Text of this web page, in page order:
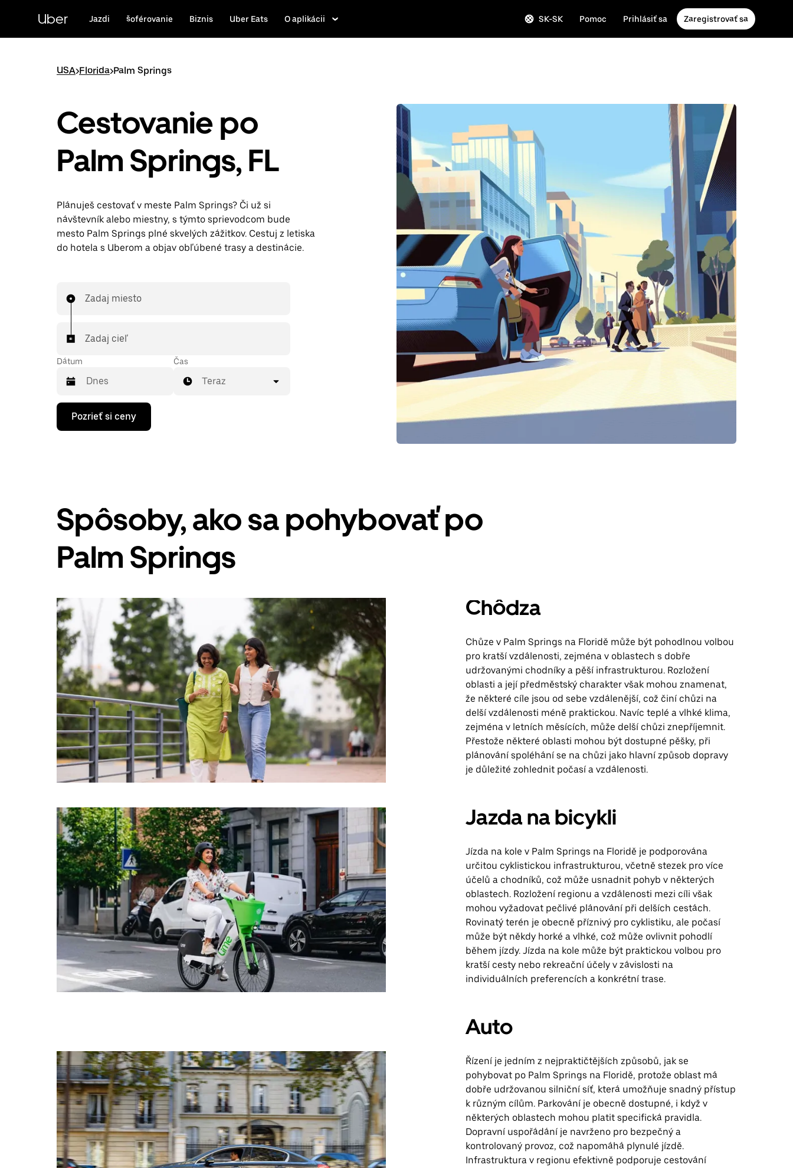
obsah
Uber Jazdi šoférovanie Biznis Uber Eats O aplikácii SK-SK Pomoc Prihlásiť sa Zaregistrovať sa
USA>Florida>Palm Springs
Cestovanie po
Palm Springs, FL
Plánuješ cestovať v meste Palm Springs? Či už si
návštevník alebo miestny, s týmto sprievodcom bude
mesto Palm Springs plné skvelých zážitkov. Cestuj z letiska
do hotela s Uberom a objav obľúbené trasy a destinácie.
Zadaj miesto
Zadaj cieľ
Dátum
Stlačením
šípky
nadol
stlačením
klávesu
Čas
Teraz
Pozrieť si ceny
Spôsoby, ako sa pohybovať po
Palm Springs
Chôdza
Chůze v Palm Springs na Floridě může být pohodlnou volbou
pro kratší vzdálenosti, zejména v oblastech s dobře
udržovanými chodníky a pěší infrastrukturou. Rozložení
oblasti a její předměstský charakter však mohou znamenat,
že některé cíle jsou od sebe vzdálenější, což činí chůzi na
delší vzdálenosti méně praktickou. Navíc teplé a vlhké klima,
zejména v letních měsících, může delší chůzi znepříjemnit.
Přestože některé oblasti mohou být dostupné pěšky, při
plánování spoléhání se na chůzi jako hlavní způsob dopravy
je důležité zohlednit počasí a vzdálenosti.
Jazda na bicykli
Jízda na kole v Palm Springs na Floridě je podporována
určitou cyklistickou infrastrukturou, včetně stezek pro více
účelů a chodníků, což může usnadnit pohyb v některých
oblastech. Rozložení regionu a vzdálenosti mezi cíli však
mohou vyžadovat pečlivé plánování při delších cestách.
Rovinatý terén je obecně příznivý pro cyklistiku, ale počasí
může být někdy horké a vlhké, což může ovlivnit pohodlí
během jízdy. Jízda na kole může být praktickou volbou pro
kratší cesty nebo rekreační účely v závislosti na
individuálních preferencích a konkrétní trase.
Auto
Řízení je jedním z nejpraktičtějších způsobů, jak se
pohybovat po Palm Springs na Floridě, protože oblast má
dobře udržovanou silniční síť, která umožňuje snadný přístup
k různým cílům. Parkování je obecně dostupné, i když v
některých oblastech mohou platit specifická pravidla.
Dopravní uspořádání je navrženo pro bezpečný a
kontrolovaný provoz, což napomáhá plynulé jízdě.
Infrastruktura v regionu efektivně podporuje cestování